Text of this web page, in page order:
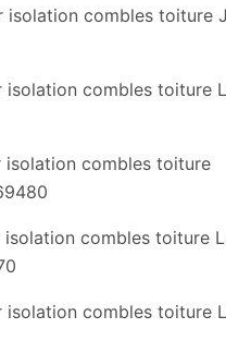
isolation combles toiture
isolation combles toiture
isolation combles toiture
combles toiture
isolation combles toiture